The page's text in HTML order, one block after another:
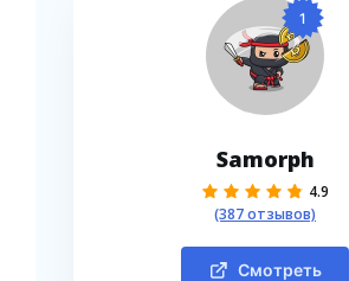
1
Samorph
4.9
(387 отзывов)
Смотреть